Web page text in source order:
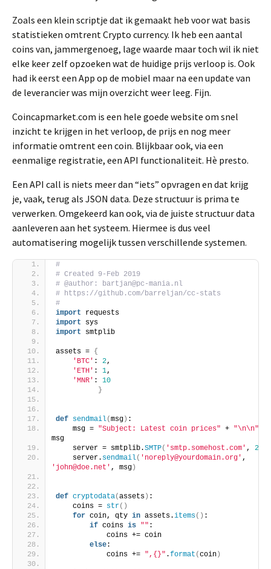
Zoals een klein scriptje dat ik gemaakt heb voor wat basis
statistieken omtrent Crypto currency. Ik heb een aantal
coins van, jammergenoeg, lage waarde maar toch wil ik niet
elke keer zelf opzoeken wat de huidige prijs verloop is. Ook
had ik eerst een App op de mobiel maar na een update van
de leverancier was mijn overzicht weer leeg. Fijn.
Coincapmarket.com is een hele goede website om snel
inzicht te krijgen in het verloop, de prijs en nog meer
informatie omtrent een coin. Blijkbaar ook, via een
eenmalige registratie, een API functionaliteit. Hè presto.
Een API call is niets meer dan “iets” opvragen en dat krijg
je, vaak, terug als JSON data. Deze structuur is prima te
verwerken. Omgekeerd kan ook, via de juiste structuur data
aanleveren aan het systeem. Hiermee is dus veel
automatisering mogelijk tussen verschillende systemen.
#
# Created 9-Feb 2019
# @author: bartjan@pc-mania.nl
# https://github.com/barreljan/cc-stats
#
import requests
import sys
import smtplib
assets = {
'BTC' : 2,
'ETH' : 1,
'MNR' : 10
}
def sendmail(msg ) :
    msg =
"Subject: Latest coin prices" + "\n\n"
msg
    server = smtplib.
SMTP( 'smtp.somehost.com' , 25
    server.
sendmail( 'noreply@yourdomain.org'
'john@doe.net' , msg )
def cryptodata(assets ) :
    coins =
str()
for coin, qty in assets.items() :
if coins is "" :
            coins += coin
else:
            coins +=
",{}" .format (coin )